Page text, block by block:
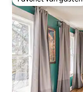
Favoriet van gasten